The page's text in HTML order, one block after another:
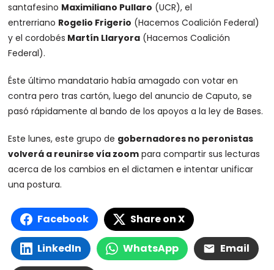
santafesino Maximiliano Pullaro (UCR), el
entrerriano Rogelio Frigerio (Hacemos Coalición Federal)
y el cordobés Martín Llaryora (Hacemos Coalición
Federal).
Éste último mandatario había amagado con votar en
contra pero tras cartón, luego del anuncio de Caputo, se
pasó rápidamente al bando de los apoyos a la ley de Bases.
Este lunes, este grupo de gobernadores no peronistas
volverá a reunirse vía zoom para compartir sus lecturas
acerca de los cambios en el dictamen e intentar unificar
una postura.
Facebook Share on X
LinkedIn WhatsApp Email